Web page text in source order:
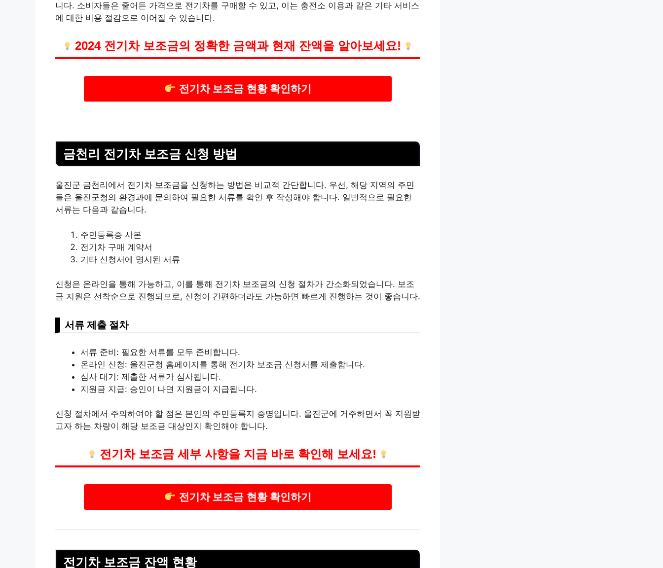
니다. 소비자들은 줄어든 가격으로 전기차를 구매할 수 있고, 이는 충전소 이용과 같은 기타 서비스
에 대한 비용 절감으로 이어질 수 있습니다.
2024 전기차 보조금의 정확한 금액과 현재 잔액을 알아보세요!
전기차 보조금 현황 확인하기
금천리 전기차 보조금 신청 방법
울진군 금천리에서 전기차 보조금을 신청하는 방법은 비교적 간단합니다. 우선, 해당 지역의 주민
들은 울진군청의 환경과에 문의하여 필요한 서류를 확인 후 작성해야 합니다. 일반적으로 필요한
서류는 다음과 같습니다.
주민등록증 사본
전기차 구매 계약서
기타 신청서에 명시된 서류
신청은 온라인을 통해 가능하고, 이를 통해 전기차 보조금의 신청 절차가 간소화되었습니다. 보조
금 지원은 선착순으로 진행되므로, 신청이 간편하더라도 가능하면 빠르게 진행하는 것이 좋습니다.
서류 제출 절차
서류 준비: 필요한 서류를 모두 준비합니다.
온라인 신청: 울진군청 홈페이지를 통해 전기차 보조금 신청서를 제출합니다.
심사 대기: 제출한 서류가 심사됩니다.
지원금 지급: 승인이 나면 지원금이 지급됩니다.
신청 절차에서 주의하여야 할 점은 본인의 주민등록지 증명입니다. 울진군에 거주하면서 꼭 지원받
고자 하는 차량이 해당 보조금 대상인지 확인해야 합니다.
전기차 보조금 세부 사항을 지금 바로 확인해 보세요!
전기차 보조금 현황 확인하기
전기차 보조금 잔액 현황